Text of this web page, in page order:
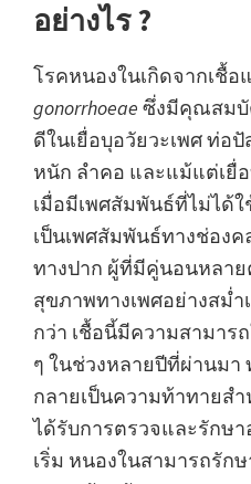
อย่างไร ?
โรคหนองในเกิดจากเชื้อ
gonorrhoeae ซึ่งมีคุณสมบั
ดีในเยื่อบุอวัยวะเพศ ท่อ
หนัก ลำคอ และแม้แต่เยื่
เมื่อมีเพศสัมพันธ์ที่ไม่ได้
เป็นเพศสัมพันธ์ทางช่อง
ทางปาก ผู้ที่มีคู่นอนหลา
สุขภาพทางเพศอย่างสม่ำ
กว่า เชื้อนี้มีความสามาร
ๆ ในช่วงหลายปีที่ผ่านม
กลายเป็นความท้าทายส
ได้รับการตรวจและรักษ
เริ่ม หนองในสามารถรัก